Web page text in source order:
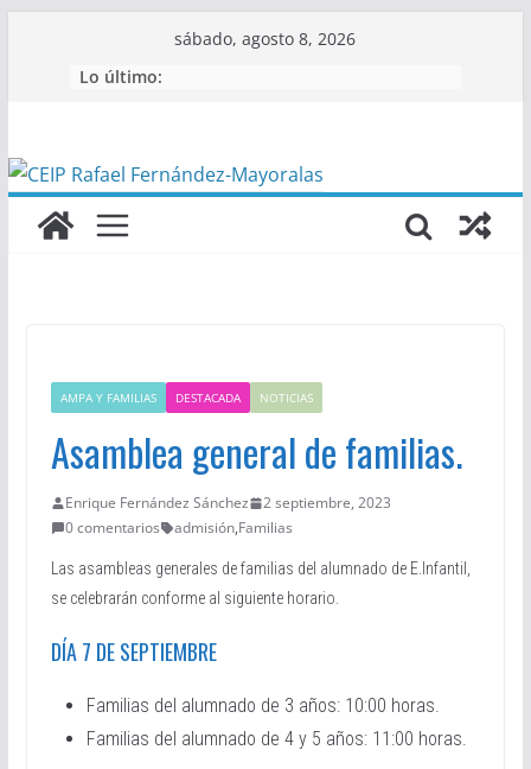
sábado, agosto 8, 2026
Lo último:
AMPA Y FAMILIAS DESTACADA NOTICIAS
Asamblea general de familias.
Enrique Fernández Sánchez
2 septiembre, 2023
0 comentarios
admisión,Familias
Las asambleas generales de familias del alumnado de E.Infantil,
se celebrarán conforme al siguiente horario.
DÍA 7 DE SEPTIEMBRE
Familias del alumnado de 3 años: 10:00 horas.
Familias del alumnado de 4 y 5 años: 11:00 horas.